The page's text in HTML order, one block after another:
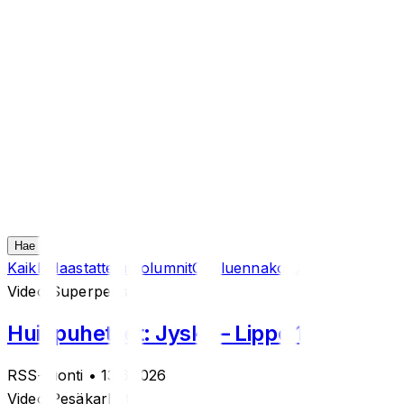
Hae
Kaikki Haastattelut KolumnitOtteluennakot
Videot
Superpesis
Huippuhetket: Jyske – Lippo 13.6.2026
RSS-tuonti • 13.6.2026
Videot
Pesäkarhut